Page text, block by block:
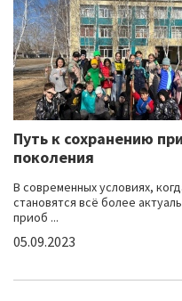
Путь к сохранению
поколения
В современных условиях,
становятся всё более
приоб ...
05.09.2023